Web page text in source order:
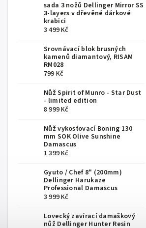
sada 3 nožů Dellinger Mirror SS
3-layers v dřevěné dárkové
krabici
3 499 Kč
Srovnávací blok brusných
kamenů diamantový, RISAM
RM028
799 Kč
Nůž Spirit of Munro - Star Dust
- limited edition
8 999 Kč
Nůž vykosťovací Boning 130
mm SOK Olive Sunshine
Damascus
1 399 Kč
Gyuto / Chef 8" (200mm)
Dellinger Harukaze
Professional Damascus
3 999 Kč
Lovecký zavírací damaškový
nůž Dellinger Hunter Resin